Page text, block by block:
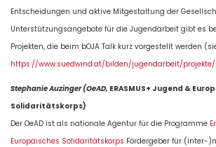
Entscheidungen und aktive Mitgestaltung der
Unterstützungsangebote für die Jugendarbeit gibt es
Projekten, die beim bOJA Talk kurz vorgestellt werden
https://www.suedwind.at/bilden/jugendarbeit/projekte/
Stephanie Auzinger (OeAD, ERASMUS+ Jugend &
Solidaritätskorps)
Der OeAD ist als nationale Agentur für die Programme
Europäisches Solidaritätskorps Fördergeber für (inter-